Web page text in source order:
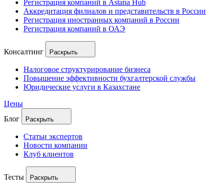
Регистрация компаний в Astana Hub
Аккредитация филиалов и представительств в России
Регистрация иностранных компаний в России
Регистрация компаний в ОАЭ
Консалтинг Раскрыть
Налоговое структурирование бизнеса
Повышение эффективности бухгалтерской службы
Юридические услуги в Казахстане
Цены
Блог
Раскрыть
Статьи экспертов
Новости компании
Клуб клиентов
Тесты Раскрыть